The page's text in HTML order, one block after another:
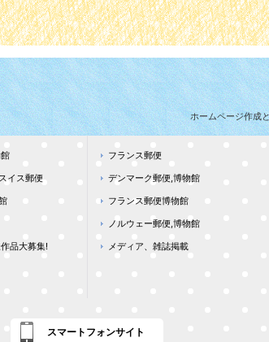
ホームページ作成
イス郵便
品大募集!
フランス郵便
デンマーク郵便,博物館
フランス郵便博物館
ノルウェー郵便,博物館
メディア、雑誌掲載
スマートフォンサイト